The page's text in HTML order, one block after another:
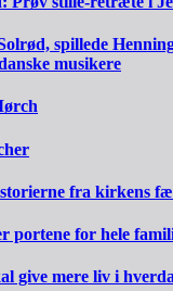
spillede
musikere
fra kirkens
portene for hele
give mere liv i